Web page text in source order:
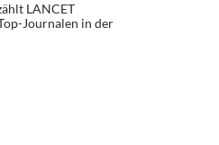
LANCET
Journalen in der